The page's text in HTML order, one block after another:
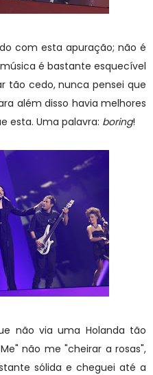
com esta apuração; não é
é bastante esquecível
tão cedo, nunca pensei que
além disso havia melhores
esta. Uma palavra: boring!
não via uma Holanda tão
não me "cheirar a rosas",
sólida e cheguei até a